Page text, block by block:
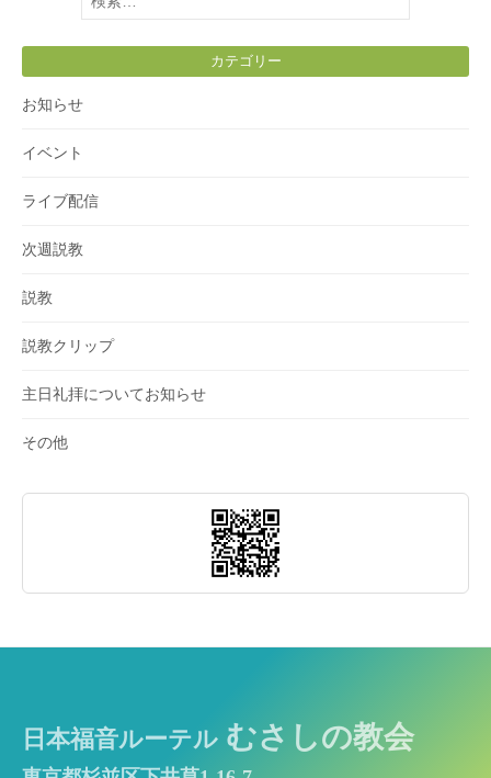
索:
カテゴリー
お知らせ
イベント
ライブ配信
次週説教
説教
説教クリップ
主日礼拝についてお知らせ
その他
日本福音ルーテル むさしの教会